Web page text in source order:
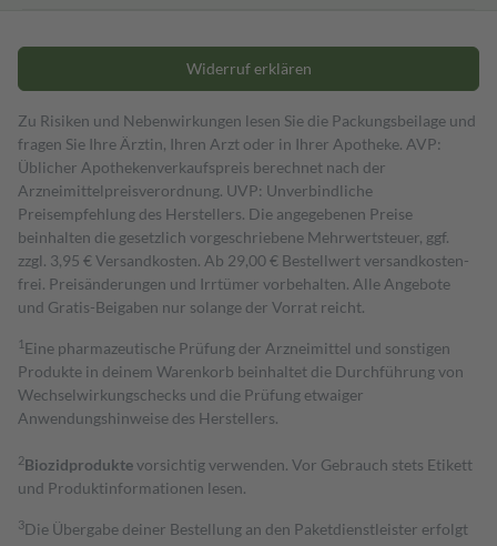
Widerruf erklären
Zu Risiken und Nebenwirkungen lesen Sie die Packungsbeilage und
fragen Sie Ihre Ärztin, Ihren Arzt oder in Ihrer Apotheke. AVP:
Üblicher Apothekenverkaufspreis berechnet nach der
Arzneimittelpreisverordnung. UVP: Unverbindliche
Preisempfehlung des Herstellers. Die angegebenen Preise
beinhalten die gesetzlich vorgeschriebene Mehrwertsteuer, ggf.
zzgl. 3,95 € Versandkosten. Ab 29,00 € Bestell­wert versand­kosten­
frei. Preisänderungen und Irrtümer vorbehalten. Alle Angebote
und Gratis-Beigaben nur solange der Vorrat reicht.
1 Eine pharmazeutische Prüfung der Arzneimittel und sonstigen
Produkte in deinem Warenkorb beinhaltet die Durchführung von
Wechselwirkungschecks und die Prüfung etwaiger
Anwendungshinweise des Herstellers.
2Biozidproduktevorsichtig verwenden. Vor Gebrauch stets Etikett
und Produktinformationen lesen.
3Die Übergabe deiner Bestellung an den Paketdienstleister erfolgt